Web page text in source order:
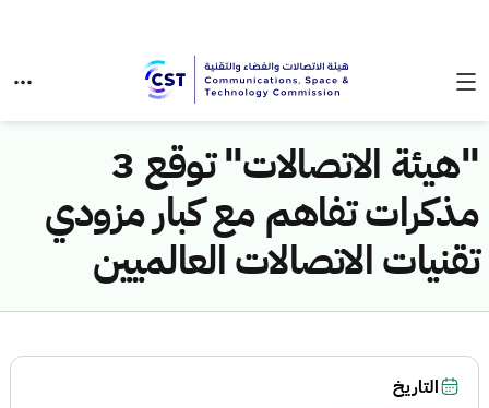
"هيئة الاتصالات" توقع 3
مذكرات تفاهم مع كبار مزودي
تقنيات الاتصالات العالميين
التاريخ